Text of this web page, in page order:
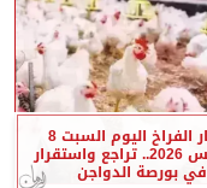
أسعار الفراخ اليوم السبت 8
أغسطس 2026.. تراجع واستقرار
في بورصة الدواجن